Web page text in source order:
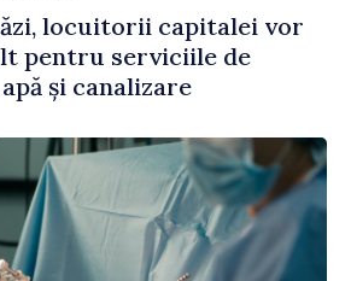
locuitorii capitalei vor
pentru serviciile de
și canalizare